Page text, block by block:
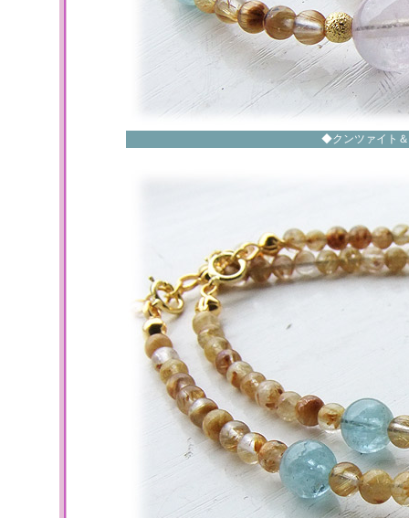
◆クンツァイト